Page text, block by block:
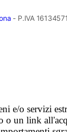
- P.IVA
e/o servizi
un link